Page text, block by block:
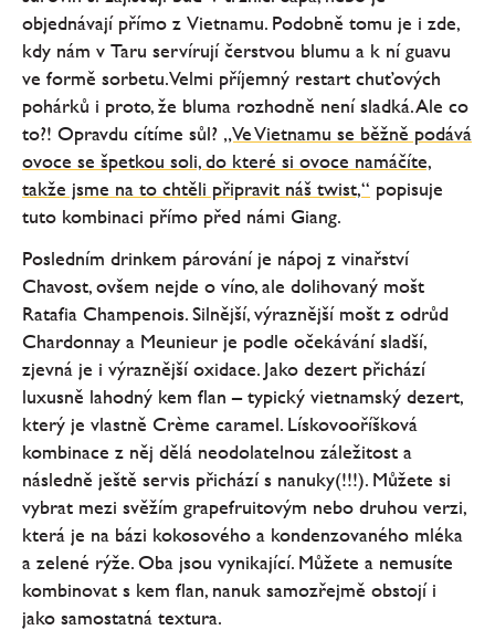
objednávají přímo z Vietnamu. Podobně tomu je i zde,
kdy nám v Taru servírují čerstvou blumu a k ní guavu
ve formě sorbetu. Velmi příjemný restart chuťových
pohárků i proto, že bluma rozhodně není sladká. Ale co
to?! Opravdu cítíme sůl? „Ve Vietnamu se běžně podává
ovoce se špetkou soli, do které si ovoce namáčíte,
takže jsme na to chtěli připravit náš twist,“ popisuje
tuto kombinaci přímo před námi Giang.
Posledním drinkem párování je nápoj z vinařství
Chavost, ovšem nejde o víno, ale dolihovaný mošt
Ratafia Champenois. Silnější, výraznější mošt z odrůd
Chardonnay a Meunieur je podle očekávání sladší,
zjevná je i výraznější oxidace. Jako dezert přichází
luxusně lahodný kem flan – typický vietnamský dezert,
který je vlastně Crème caramel. Lískovooříšková
kombinace z něj dělá neodolatelnou záležitost a
následně ještě servis přichází s nanuky(!!!). Můžete si
vybrat mezi svěžím grapefruitovým nebo druhou verzi,
která je na bázi kokosového a kondenzovaného mléka
a zelené rýže. Oba jsou vynikající. Můžete a nemusíte
kombinovat s kem flan, nanuk samozřejmě obstojí i
jako samostatná textura.